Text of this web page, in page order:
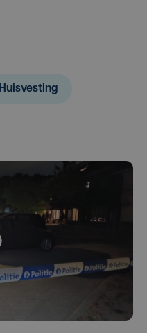
Huisvesting